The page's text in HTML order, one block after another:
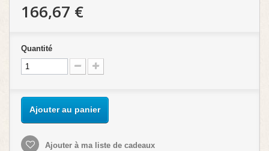
166,67 €
Quantité
Ajouter au panier
Ajouter à ma liste de cadeaux